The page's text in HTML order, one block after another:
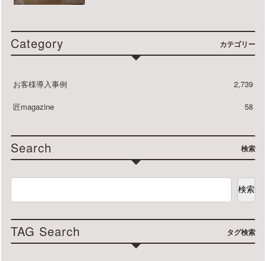
Category カテゴリー
お客様導入事例
2,739
匠magazine
58
Search 検索
検索
TAG Search タグ検索